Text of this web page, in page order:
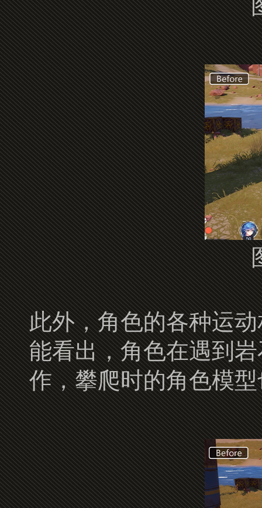
此外，角色的各种运
能看出，角色在遇到
作，攀爬时的角色模